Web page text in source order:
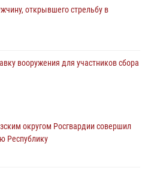
открывшего стрельбу в
вооружения для участников сбора
ВСУ на территорию области
округом Росгвардии совершил
Республику